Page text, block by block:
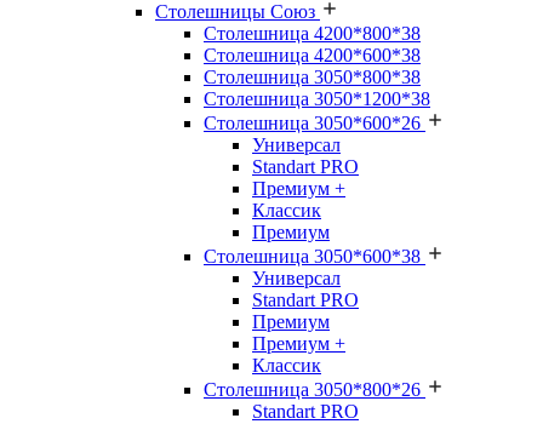
Столешницы Союз
Столешница 4200*800*38
Столешница 4200*600*38
Столешница 3050*800*38
Столешница 3050*1200*38
Столешница 3050*600*26
Универсал
Standart PRO
Премиум +
Классик
Премиум
Столешница 3050*600*38
Универсал
Standart PRO
Премиум
Премиум +
Классик
Столешница 3050*800*26
Standart PRO